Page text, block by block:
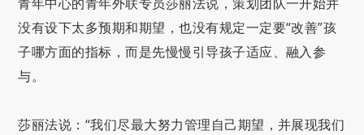
没有设下太多预期和期望，也没有规定一定要“改善”孩
子哪方面的指标，而是先慢慢引导孩子适应、融入参
与。
莎丽法说：“我们尽最大努力管理自己期望，并展现我们